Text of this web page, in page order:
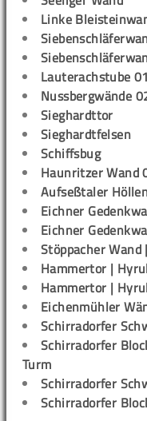
Linke
Lauterachstube
Nussbergwände
Sieghardttor
Sieghardtfelsen
Schiffsbug
Haunritzer Wand
Aufseßtaler
Eichner
Eichner
Stöppacher Wand
Hammertor |
Hammertor |
Eichenmühler
Schirradorfer
Schirradorfer
Turm
Schirradorfer
Schirradorfer